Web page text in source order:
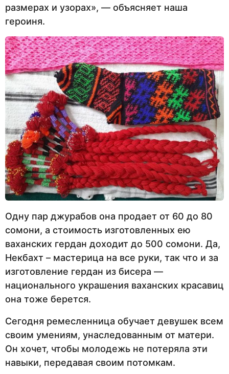
размерах и узорах», — объясняет наша
героиня.
Одну пар джурабов она продает от 60 до 80
сомони, а стоимость изготовленных ею
ваханских гердан доходит до 500 сомони. Да,
Некбахт – мастерица на все руки, так что и за
изготовление гердан из бисера —
национального украшения ваханских красавиц
она тоже берется.
Сегодня ремесленница обучает девушек всем
своим умениям, унаследованным от матери.
Он хочет, чтобы молодежь не потеряла эти
навыки, передавая своим потомкам.